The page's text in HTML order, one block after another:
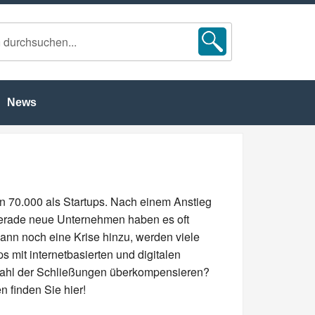
News
70.000 als Startups. Nach einem Anstieg
neue Unternehmen haben es oft
noch eine Krise hinzu, werden viele
mit internetbasierten und digitalen
der Schließungen überkompensieren?
finden Sie hier!